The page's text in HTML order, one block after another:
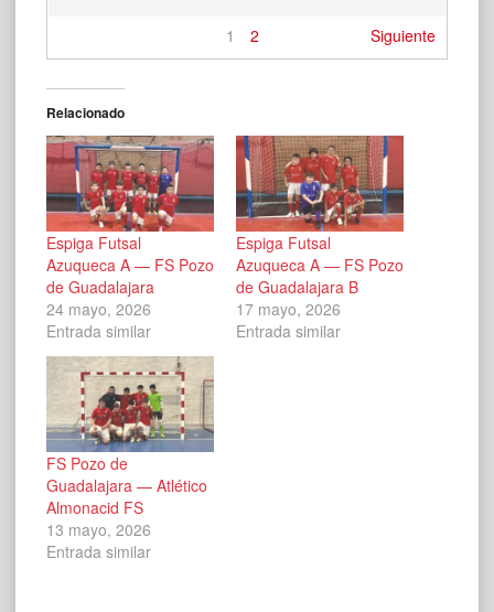
1 2 Siguiente
Relacionado
Espiga Futsal
Azuqueca A — FS Pozo
de Guadalajara
24 mayo, 2026
Entrada similar
Espiga Futsal
Azuqueca A — FS Pozo
de Guadalajara B
17 mayo, 2026
Entrada similar
FS Pozo de
Guadalajara — Atlético
Almonacid FS
13 mayo, 2026
Entrada similar